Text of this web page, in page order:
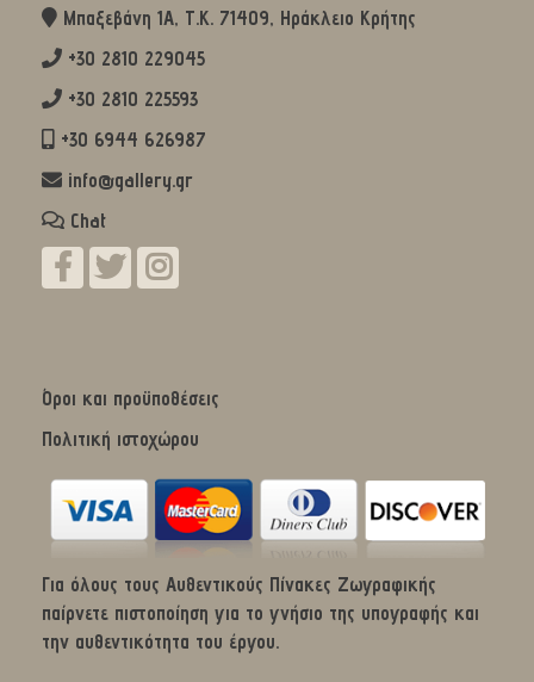
Μπαξεβάνη 1Α, Τ.Κ. 71409, Ηράκλειο Κρήτης
+30 2810 229045
+30 2810 225593
+30 6944 626987
info@gallery.gr
Chat
Όροι και προϋποθέσεις
Πολιτική ιστοχώρου
Για όλους τους Αυθεντικούς Πίνακες Ζωγραφικής
παίρνετε πιστοποίηση για το γνήσιο της υπογραφής και
την αυθεντικότητα του έργου.